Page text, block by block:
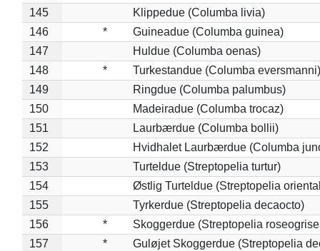
145
Klippedue (Columba livia)
146
*
Guineadue (Columba guinea)
147
Huldue (Columba oenas)
148
*
Turkestandue (Columba eversmanni)
149
Ringdue (Columba palumbus)
150
Madeiradue (Columba trocaz)
151
Laurbærdue (Columba bollii)
152
Hvidhalet Laurbærdue (Columba
153
Turteldue (Streptopelia turtur)
154
Østlig Turteldue (Streptopelia
155
Tyrkerdue (Streptopelia decaocto)
156
*
Skoggerdue (Streptopelia
157
*
Guløjet Skoggerdue (Streptopelia